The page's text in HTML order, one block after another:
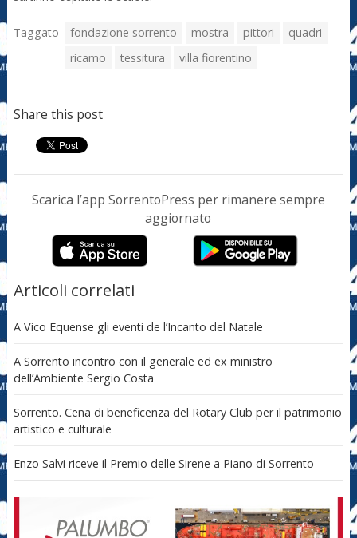
Taggato fondazione sorrento mostra pittori
quadri
ricamo
tessitura villa fiorentino
Share this post
Scarica l’app SorrentoPress per rimanere sempre
aggiornato
Articoli correlati
A Vico Equense gli eventi de l’Incanto del Natale
A Sorrento incontro con il generale ed ex ministro
dell’Ambiente Sergio Costa
Sorrento. Cena di beneficenza del Rotary Club per il patrimonio
artistico e culturale
Enzo Salvi riceve il Premio delle Sirene a Piano di Sorrento